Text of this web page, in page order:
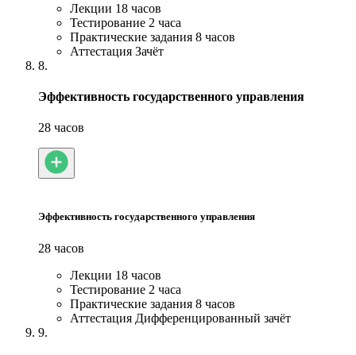
Лекции 18 часов
Тестирование 2 часа
Практические задания 8 часов
Аттестация Зачёт
8.
Эффективность государственного управления
28 часов
Эффективность государственного управления
28 часов
Лекции 18 часов
Тестирование 2 часа
Практические задания 8 часов
Аттестация Дифференцированный зачёт
9.